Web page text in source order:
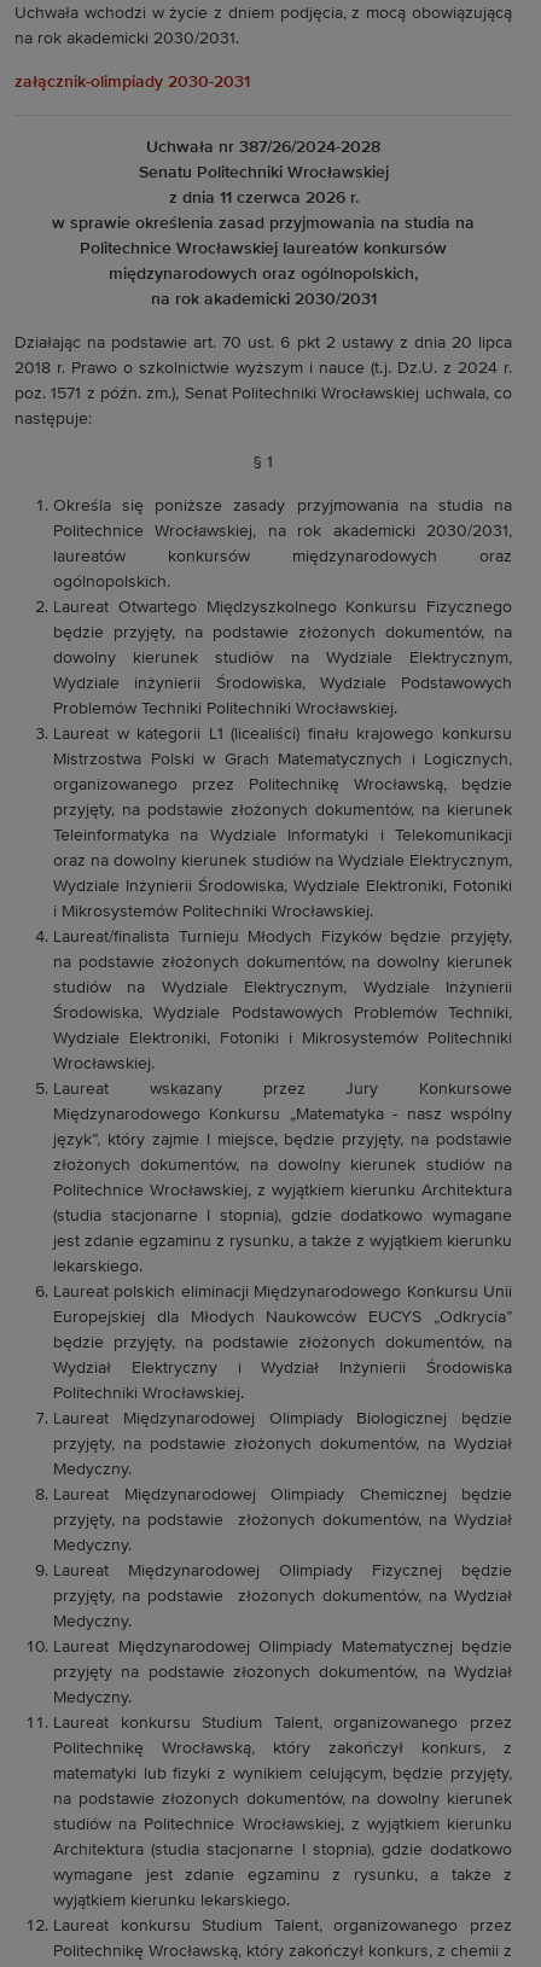
Uchwała wchodzi w życie z dniem podjęcia, z mocą obowiązującą
na rok akademicki 2030/2031.
załącznik-olimpiady 2030-2031
Uchwała nr 387/26/2024-2028
Senatu Politechniki Wrocławskiej
z dnia 11 czerwca 2026 r.
w sprawie określenia zasad przyjmowania na studia na
Politechnice Wrocławskiej laureatów konkursów
międzynarodowych oraz ogólnopolskich,
na rok akademicki 2030/2031
Działając na podstawie art. 70 ust. 6 pkt 2 ustawy z dnia 20 lipca
2018 r. Prawo o szkolnictwie wyższym i nauce (t.j. Dz.U. z 2024 r.
poz. 1571 z późn. zm.), Senat Politechniki Wrocławskiej uchwala, co
następuje:
§ 1
Określa się poniższe zasady przyjmowania na studia na
Politechnice Wrocławskiej, na rok akademicki 2030/2031,
laureatów konkursów międzynarodowych oraz
ogólnopolskich.
Laureat Otwartego Międzyszkolnego Konkursu Fizycznego
będzie przyjęty, na podstawie złożonych dokumentów, na
dowolny kierunek studiów na Wydziale Elektrycznym,
Wydziale inżynierii Środowiska, Wydziale Podstawowych
Problemów Techniki Politechniki Wrocławskiej.
Laureat w kategorii L1 (licealiści) finału krajowego konkursu
Mistrzostwa Polski w Grach Matematycznych i Logicznych,
organizowanego przez Politechnikę Wrocławską, będzie
przyjęty, na podstawie złożonych dokumentów, na kierunek
Teleinformatyka na Wydziale Informatyki i Telekomunikacji
oraz na dowolny kierunek studiów na Wydziale Elektrycznym,
Wydziale Inżynierii Środowiska, Wydziale Elektroniki, Fotoniki
i Mikrosystemów Politechniki Wrocławskiej.
Laureat/finalista Turnieju Młodych Fizyków będzie przyjęty,
na podstawie złożonych dokumentów, na dowolny kierunek
studiów na Wydziale Elektrycznym, Wydziale Inżynierii
Środowiska, Wydziale Podstawowych Problemów Techniki,
Wydziale Elektroniki, Fotoniki i Mikrosystemów Politechniki
Wrocławskiej.
Laureat wskazany przez Jury Konkursowe
Międzynarodowego Konkursu „Matematyka - nasz wspólny
język”, który zajmie I miejsce, będzie przyjęty, na podstawie
złożonych dokumentów, na dowolny kierunek studiów na
Politechnice Wrocławskiej, z wyjątkiem kierunku Architektura
(studia stacjonarne I stopnia), gdzie dodatkowo wymagane
jest zdanie egzaminu z rysunku, a także z wyjątkiem kierunku
lekarskiego.
Laureat polskich eliminacji Międzynarodowego Konkursu Unii
Europejskiej dla Młodych Naukowców EUCYS „Odkrycia”
będzie przyjęty, na podstawie złożonych dokumentów, na
Wydział Elektryczny i Wydział Inżynierii Środowiska
Politechniki Wrocławskiej.
Laureat Międzynarodowej Olimpiady Biologicznej będzie
przyjęty, na podstawie złożonych dokumentów, na Wydział
Medyczny.
Laureat Międzynarodowej Olimpiady Chemicznej będzie
przyjęty, na podstawie złożonych dokumentów, na Wydział
Medyczny.
Laureat Międzynarodowej Olimpiady Fizycznej będzie
przyjęty, na podstawie złożonych dokumentów, na Wydział
Medyczny.
Laureat Międzynarodowej Olimpiady Matematycznej będzie
przyjęty na podstawie złożonych dokumentów, na Wydział
Medyczny.
Laureat konkursu Studium Talent, organizowanego przez
Politechnikę Wrocławską, który zakończył konkurs, z
matematyki lub fizyki z wynikiem celującym, będzie przyjęty,
na podstawie złożonych dokumentów, na dowolny kierunek
studiów na Politechnice Wrocławskiej, z wyjątkiem kierunku
Architektura (studia stacjonarne I stopnia), gdzie dodatkowo
wymagane jest zdanie egzaminu z rysunku, a także z
wyjątkiem kierunku lekarskiego.
Laureat konkursu Studium Talent, organizowanego przez
Politechnikę Wrocławską, który zakończył konkurs, z chemii z